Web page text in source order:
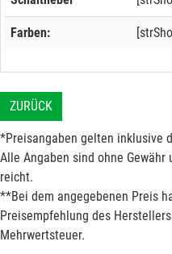
Farben:
ZURÜCK
*Preisangaben gelten inklusive
Alle Angaben sind ohne
reicht.
**Bei dem angegebenen Preis
Preisempfehlung des
Mehrwertsteuer.